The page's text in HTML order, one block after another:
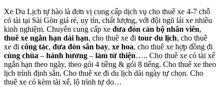
Xe Du Lịch tự hào là đơn vị cung cấp dịch vụ cho thuê xe 4-7 chỗ
có tài tại Sài Gòn giá rẻ, uy tín, chất lượng, với đội ngũ lái xe nhiều
kinh nghiệm. Chuyên cung cấp xe đưa đón cán bộ nhân viên,
thuê xe ngắn hạn dài hạn, cho thuê xe đi tour du lịch, cho thuê
xe đi công tác, đưa đón sân bay, xe hoa, cho thuê xe hợp đồng đi
cúng chùa – hành hương – làm từ thiện….. Cho thuê xe có tài xế
ngắn hạn theo ngày, theo gói 4 tiềng & gói 8 tiếng. Cho thuê xe theo
lịch trình định sẵn, Cho thuê xe đi du lịch dài ngày tự chọn. Cho
thuê xe có kèm tài xế, lộ trình tự do…